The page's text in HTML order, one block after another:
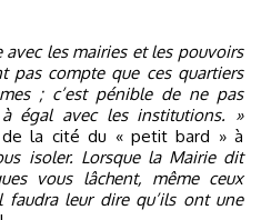
les mairies et les pouvoirs
pas compte que ces quartiers
; c’est pénible de ne pas
égal avec les institutions. »
de la cité du « petit bard » à
isoler. Lorsque la Mairie dit
vous lâchent, même ceux
faudra leur dire qu’ils ont une